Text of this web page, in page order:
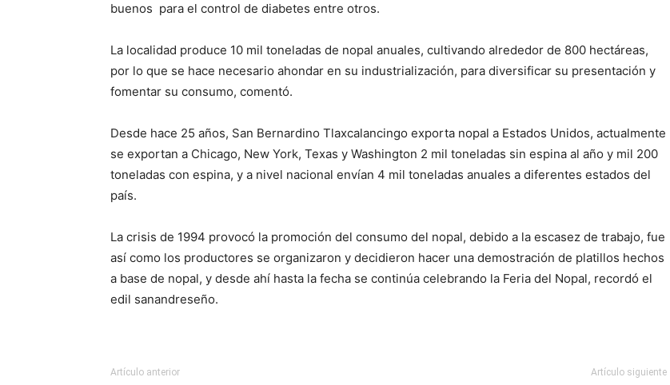
buenos para el control de diabetes entre otros.
La localidad produce 10 mil toneladas de nopal anuales, cultivando alrededor de 800 hectáreas,
por lo que se hace necesario ahondar en su industrialización, para diversificar su presentación y
fomentar su consumo, comentó.
Desde hace 25 años, San Bernardino Tlaxcalancingo exporta nopal a Estados Unidos, actualmente
se exportan a Chicago, New York, Texas y Washington 2 mil toneladas sin espina al año y mil 200
toneladas con espina, y a nivel nacional envían 4 mil toneladas anuales a diferentes estados del
país.
La crisis de 1994 provocó la promoción del consumo del nopal, debido a la escasez de trabajo, fue
así como los productores se organizaron y decidieron hacer una demostración de platillos hechos
a base de nopal, y desde ahí hasta la fecha se continúa celebrando la Feria del Nopal, recordó el
edil sanandreseño.
Artículo anterior Artículo siguiente